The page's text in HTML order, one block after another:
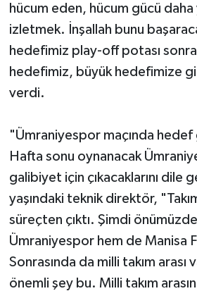
hücum eden, hücum gücü daha
izletmek. İnşallah bunu
hedefimiz play-off potası
hedefimiz, büyük hedefimize
verdi.
"Ümraniyespor maçında
Hafta sonu oynanacak
galibiyet için çıkacaklarını dile
yaşındaki teknik direktör,
süreçten çıktı. Şimdi
Ümraniyespor hem de Manisa
Sonrasında da milli takım arası
önemli şey bu. Milli takım